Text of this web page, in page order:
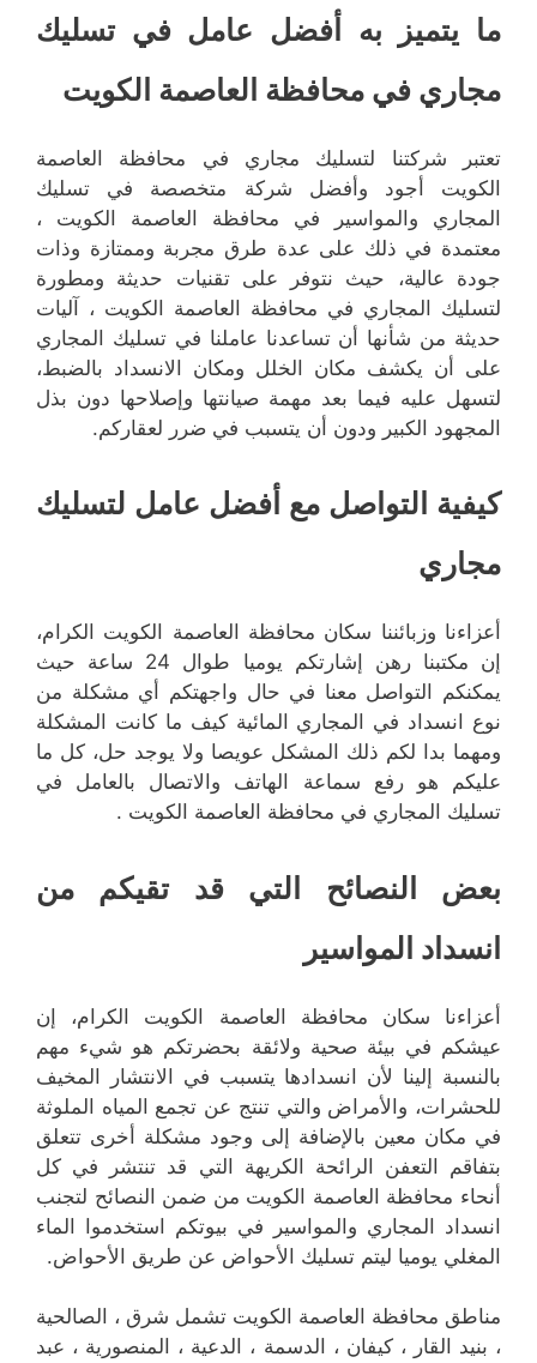
ما يتميز به أفضل عامل في تسليك
مجاري في محافظة العاصمة الكويت
تعتبر شركتنا لتسليك مجاري في محافظة العاصمة
الكويت أجود وأفضل شركة متخصصة في تسليك
المجاري والمواسير في محافظة العاصمة الكويت ،
معتمدة في ذلك على عدة طرق مجربة وممتازة وذات
جودة عالية، حيث نتوفر على تقنيات حديثة ومطورة
لتسليك المجاري في محافظة العاصمة الكويت ، آليات
حديثة من شأنها أن تساعدنا عاملنا في تسليك المجاري
على أن يكشف مكان الخلل ومكان الانسداد بالضبط،
لتسهل عليه فيما بعد مهمة صيانتها وإصلاحها دون بذل
المجهود الكبير ودون أن يتسبب في ضرر لعقاركم.
كيفية التواصل مع أفضل عامل لتسليك
مجاري
أعزاءنا وزبائننا سكان محافظة العاصمة الكويت الكرام،
إن مكتبنا رهن إشارتكم يوميا طوال 24 ساعة حيث
يمكنكم التواصل معنا في حال واجهتكم أي مشكلة من
نوع انسداد في المجاري المائية كيف ما كانت المشكلة
ومهما بدا لكم ذلك المشكل عويصا ولا يوجد حل، كل ما
عليكم هو رفع سماعة الهاتف والاتصال بالعامل في
تسليك المجاري في محافظة العاصمة الكويت .
بعض النصائح التي قد تقيكم من
انسداد المواسير
أعزاءنا سكان محافظة العاصمة الكويت الكرام، إن
عيشكم في بيئة صحية ولائقة بحضرتكم هو شيء مهم
بالنسبة إلينا لأن انسدادها يتسبب في الانتشار المخيف
للحشرات، والأمراض والتي تنتج عن تجمع المياه الملوثة
في مكان معين بالإضافة إلى وجود مشكلة أخرى تتعلق
بتفاقم التعفن الرائحة الكريهة التي قد تنتشر في كل
أنحاء محافظة العاصمة الكويت من ضمن النصائح لتجنب
انسداد المجاري والمواسير في بيوتكم استخدموا الماء
المغلي يوميا ليتم تسليك الأحواض عن طريق الأحواض.
مناطق محافظة العاصمة الكويت تشمل شرق ، الصالحية
، بنيد القار ، كيفان ، الدسمة ، الدعية ، المنصورية ، عبد